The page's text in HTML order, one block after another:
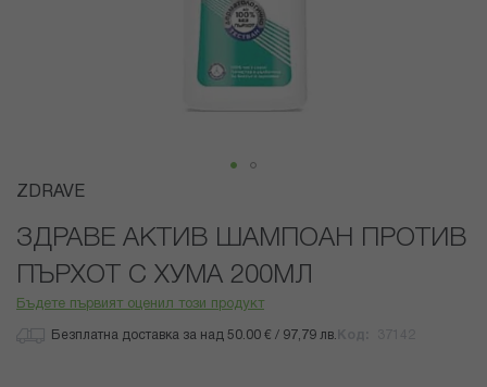
Преминете
началото
галерия
със
ZDRAVE
ЗДРАВЕ АКТИВ ШАМПОАН ПРОТИВ
ПЪРХОТ С ХУМА 200МЛ
Бъдете първият оценил този продукт
Безплатна доставка за над 50.00 € / 97,79 лв.